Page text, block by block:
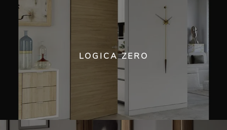
LOGICA ZERO